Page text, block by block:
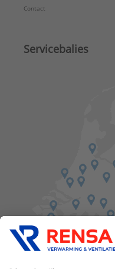
Contact
Servicebalies